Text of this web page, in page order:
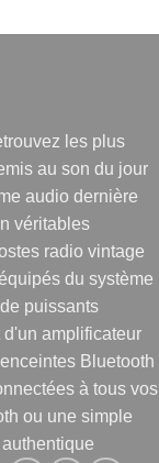
les plus
au son du jour
audio dernière
véritables
radio vintage
du système
puissants
amplificateur
Bluetooth
à tous vos
ou une simple